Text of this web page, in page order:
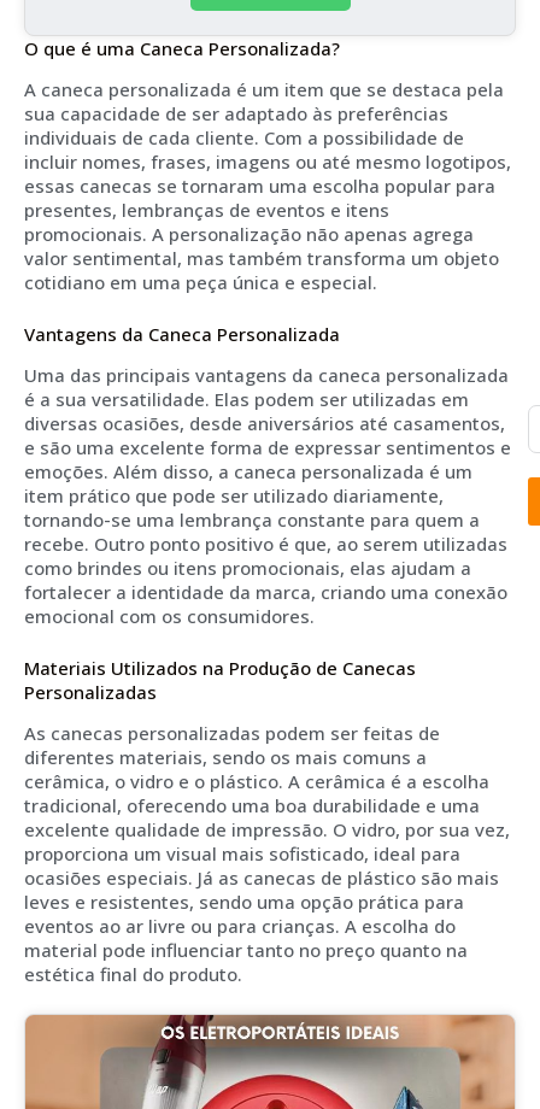
O que é uma Caneca Personalizada?
A caneca personalizada é um item que se destaca pela
sua capacidade de ser adaptado às preferências
individuais de cada cliente. Com a possibilidade de
incluir nomes, frases, imagens ou até mesmo logotipos,
essas canecas se tornaram uma escolha popular para
presentes, lembranças de eventos e itens
promocionais. A personalização não apenas agrega
valor sentimental, mas também transforma um objeto
cotidiano em uma peça única e especial.
Vantagens da Caneca Personalizada
Uma das principais vantagens da caneca personalizada
é a sua versatilidade. Elas podem ser utilizadas em
diversas ocasiões, desde aniversários até casamentos,
e são uma excelente forma de expressar sentimentos e
emoções. Além disso, a caneca personalizada é um
item prático que pode ser utilizado diariamente,
tornando-se uma lembrança constante para quem a
recebe. Outro ponto positivo é que, ao serem utilizadas
como brindes ou itens promocionais, elas ajudam a
fortalecer a identidade da marca, criando uma conexão
emocional com os consumidores.
Materiais Utilizados na Produção de Canecas
Personalizadas
As canecas personalizadas podem ser feitas de
diferentes materiais, sendo os mais comuns a
cerâmica, o vidro e o plástico. A cerâmica é a escolha
tradicional, oferecendo uma boa durabilidade e uma
excelente qualidade de impressão. O vidro, por sua vez,
proporciona um visual mais sofisticado, ideal para
ocasiões especiais. Já as canecas de plástico são mais
leves e resistentes, sendo uma opção prática para
eventos ao ar livre ou para crianças. A escolha do
material pode influenciar tanto no preço quanto na
estética final do produto.